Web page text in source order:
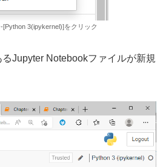
[Python 3(ipykernel)]をクリック
Jupyter Notebookファイルが新規